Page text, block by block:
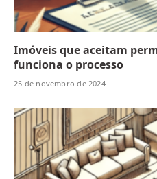
Imóveis que aceitam
funciona o processo
25 de novembro de 2024